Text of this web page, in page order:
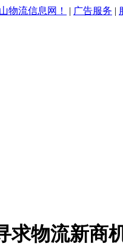
物流信息网！ | 广告服务 |
求物流新商